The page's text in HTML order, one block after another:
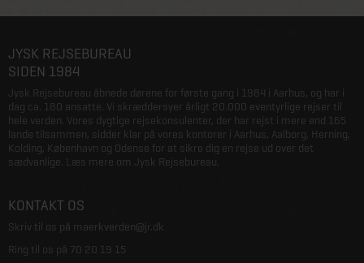
JYSK REJSEBUREAU
SIDEN 1984
Jysk Rejsebureau åbnede dørene for første gang i 1984 i Aarhus, og har i
dag ca. 180 ansatte. Vi skræddersyer årligt 20.000 eventyrlige rejser til
hele verden. Vores dygtige rejsekonsulenter, der har rejst i mere end 165
lande tilsammen, sidder klar på vores kontorer i Aarhus, Aalborg, Herning,
Kolding, København og Odense for at sikre dig en rejse ud over det
sædvanlige. Læs mere om Jysk Rejsebureau.
KONTAKT OS
Skriv til os på maerkverden@jr.dk
Ring til os på 70 20 19 15